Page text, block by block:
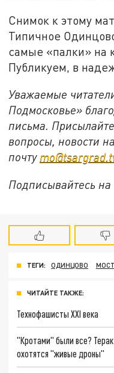
Снимок к этому
Типичное
самые «палки» на
Публикуем, в
Уважаемые
Подмосковье»
письма.
вопросы, новости
почту
Подписывайтесь
ТЕГИ: ОДИНЦОВО МОСТ
ЧИТАЙТЕ ТАКЖЕ:
Технофашисты XXI века
"Кротами" были все?
охотятся "живые дроны"